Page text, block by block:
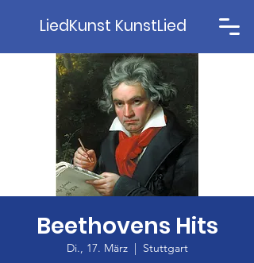
LiedKunst KunstLied
Beethovens Hits
Di., 17. März
  |
Stuttgart